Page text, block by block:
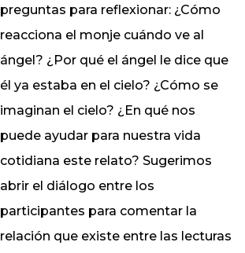
preguntas para reflexionar: ¿Cómo
reacciona el monje cuándo ve al
ángel? ¿Por qué el ángel le dice que
él ya estaba en el cielo? ¿Cómo se
imaginan el cielo? ¿En qué nos
puede ayudar para nuestra vida
cotidiana este relato? Sugerimos
abrir el diálogo entre los
participantes para comentar la
relación que existe entre las lecturas